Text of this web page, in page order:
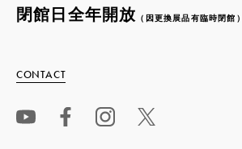
閉館日全年開放 （因更換展品有臨時閉館）
CONTACT